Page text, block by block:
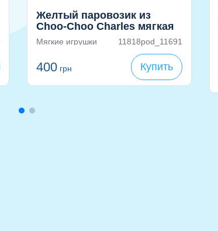
Желтый паровозик из
Choo-Choo Charles мягкая
игрушка
Мягкие игрушки 11818pod_11691
400 грн Купить